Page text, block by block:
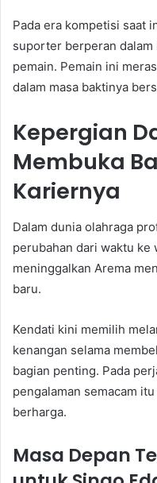
Pada era kompetisi saat
suporter berperan
pemain. Pemain ini
dalam masa baktinya
Kepergian
Membuka
Kariernya
Dalam dunia olahraga
perubahan dari waktu ke
meninggalkan Arema
baru.
Kendati kini memilih
kenangan selama
bagian penting. Pada
pengalaman semacam
berharga.
Masa Depan